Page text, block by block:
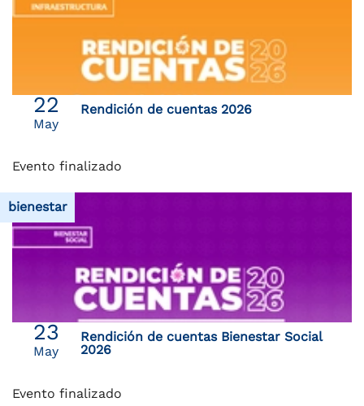
22
May
Rendición de cuentas 2026
Evento finalizado
bienestar
23
May
Rendición de cuentas Bienestar Social
2026
Evento finalizado